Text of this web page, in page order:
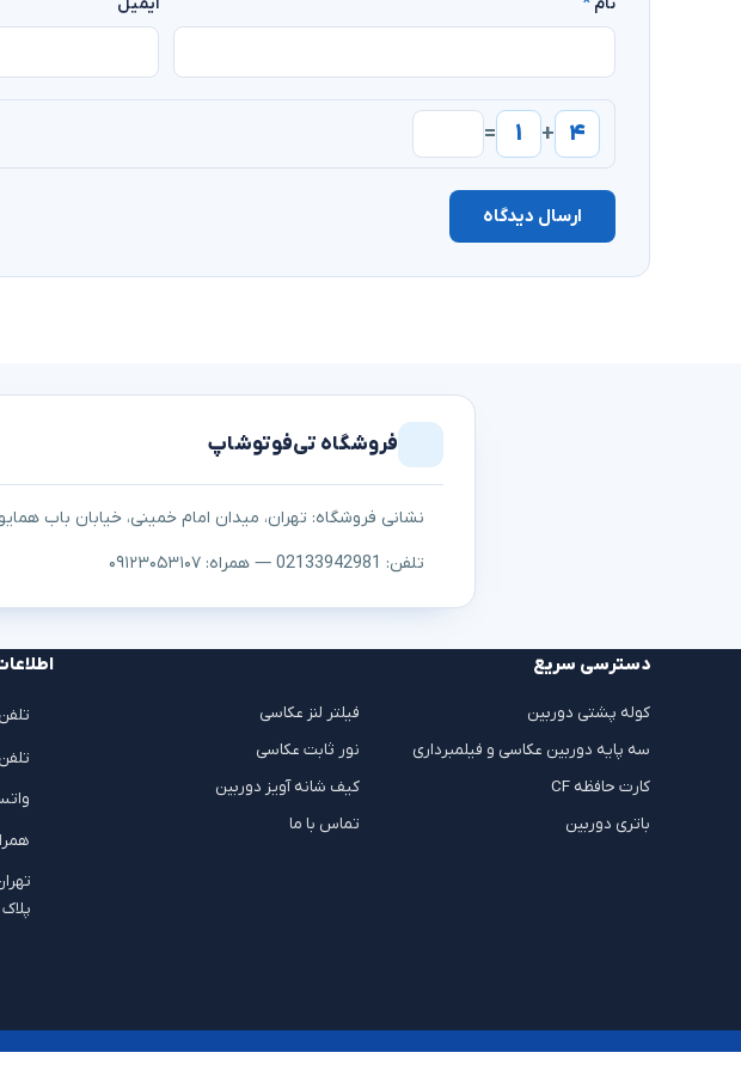
نام * ایمیل
۴ + ۱ =
ارسال دیدگاه
فروشگاه تی‌فوتوشاپ
نشانی فروشگاه: تهران، میدان امام خمینی، خیابان باب
تلفن: 02133942981 — همراه: ۰۹۱۲۳۰۵۳۱۰۷
دسترسی سریع
کوله پشتی دوربین
فیلتر لنز عکاسی
سه پایه دوربین عکاسی و فیلمبرداری
نور ثابت عکاسی
کارت حافظه CF
کیف شانه آویز دوربین
باتری دوربین
تماس با ما
پلاک ۱۳